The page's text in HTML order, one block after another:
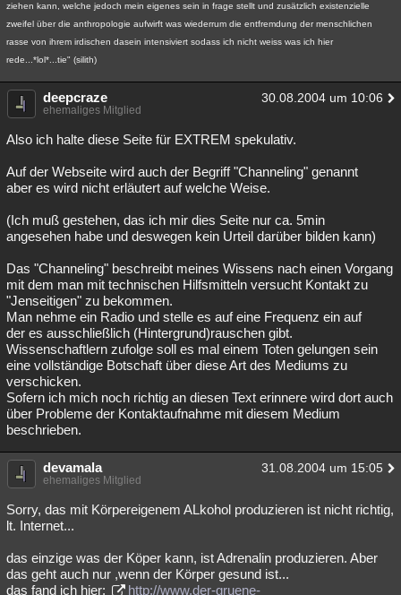
ziehen kann, welche jedoch mein eigenes sein in frage stellt und zusätzlich existenzielle
zweifel über die anthropologie aufwirft was wiederrum die entfremdung der menschlichen
rasse von ihrem irdischen dasein intensiviert sodass ich nicht weiss was ich hier
rede...*lol*...tie" (silith)
deepcraze 30.08.2004 um 10:06
ehemaliges Mitglied
Also ich halte diese Seite für EXTREM spekulativ.
Auf der Webseite wird auch der Begriff "Channeling" genannt
aber es wird nicht erläutert auf welche Weise.
(Ich muß gestehen, das ich mir dies Seite nur ca. 5min
angesehen habe und deswegen kein Urteil darüber bilden kann)
Das "Channeling" beschreibt meines Wissens nach einen Vorgang
mit dem man mit technischen Hilfsmitteln versucht Kontakt zu
"Jenseitigen" zu bekommen.
Man nehme ein Radio und stelle es auf eine Frequenz ein auf
der es ausschließlich (Hintergrund)rauschen gibt.
Wissenschaftlern zufolge soll es mal einem Toten gelungen sein
eine vollständige Botschaft über diese Art des Mediums zu
verschicken.
Sofern ich mich noch richtig an diesen Text erinnere wird dort auch
über Probleme der Kontaktaufnahme mit diesem Medium
beschrieben.
devamala 31.08.2004 um 15:05
ehemaliges Mitglied
Sorry, das mit Körpereigenem ALkohol produzieren ist nicht richtig,
lt. Internet...
das einzige was der Köper kann, ist Adrenalin produzieren. Aber
das geht auch nur ,wenn der Körper gesund ist...
das fand ich hier:
http://www.der-gruene-